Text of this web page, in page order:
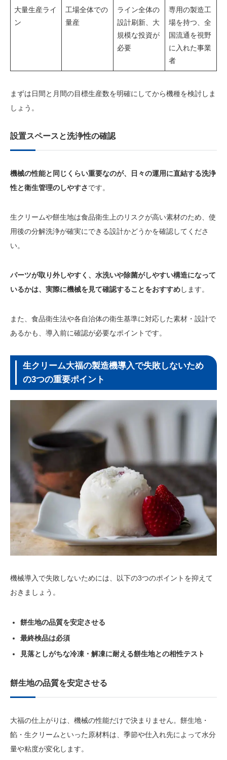
大量生産ライ
ン
工場全体での
量産
ライン全体の
設計刷新、大
規模な投資が
必要
専用の製造工
場を持つ、全
国流通を視野
に入れた事業
者
まずは日間と月間の目標生産数を明確にしてから機種を検討しま
しょう。
設置スペースと洗浄性の確認
機械の性能と同じくらい重要なのが、日々の運用に直結する洗浄
性と衛生管理のしやすさです。
生クリームや餅生地は食品衛生上のリスクが高い素材のため、使
用後の分解洗浄が確実にできる設計かどうかを確認してくださ
い。
パーツが取り外しやすく、水洗いや除菌がしやすい構造になって
いるかは、実際に機械を見て確認することをおすすめします。
また、食品衛生法や各自治体の衛生基準に対応した素材・設計で
あるかも、導入前に確認が必要なポイントです。
生クリーム大福の製造機導入で失敗しないため
の3つの重要ポイント
機械導入で失敗しないためには、以下の3つのポイントを抑えて
おきましょう。
餅生地の品質を安定させる
最終検品は必須
見落としがちな冷凍・解凍に耐える餅生地との相性テスト
餅生地の品質を安定させる
大福の仕上がりは、機械の性能だけで決まりません。餅生地・
餡・生クリームといった原材料は、季節や仕入れ先によって水分
量や粘度が変化します。